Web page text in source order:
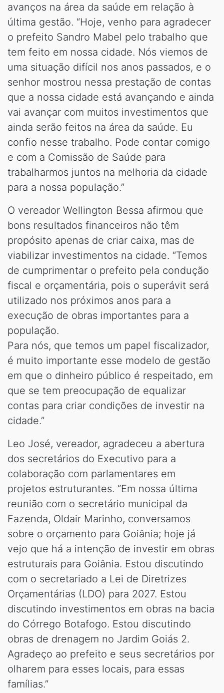
avanços na área da saúde em relação à
última gestão. “Hoje, venho para agradecer
o prefeito Sandro Mabel pelo trabalho que
tem feito em nossa cidade. Nós viemos de
uma situação difícil nos anos passados, e o
senhor mostrou nessa prestação de contas
que a nossa cidade está avançando e ainda
vai avançar com muitos investimentos que
ainda serão feitos na área da saúde. Eu
confio nesse trabalho. Pode contar comigo
e com a Comissão de Saúde para
trabalharmos juntos na melhoria da cidade
para a nossa população.”
O vereador Wellington Bessa afirmou que
bons resultados financeiros não têm
propósito apenas de criar caixa, mas de
viabilizar investimentos na cidade. “Temos
de cumprimentar o prefeito pela condução
fiscal e orçamentária, pois o superávit será
utilizado nos próximos anos para a
execução de obras importantes para a
população.
Para nós, que temos um papel fiscalizador,
é muito importante esse modelo de gestão
em que o dinheiro público é respeitado, em
que se tem preocupação de equalizar
contas para criar condições de investir na
cidade.”
Leo José, vereador, agradeceu a abertura
dos secretários do Executivo para a
colaboração com parlamentares em
projetos estruturantes. “Em nossa última
reunião com o secretário municipal da
Fazenda, Oldair Marinho, conversamos
sobre o orçamento para Goiânia; hoje já
vejo que há a intenção de investir em obras
estruturais para Goiânia. Estou discutindo
com o secretariado a Lei de Diretrizes
Orçamentárias (LDO) para 2027. Estou
discutindo investimentos em obras na bacia
do Córrego Botafogo. Estou discutindo
obras de drenagem no Jardim Goiás 2.
Agradeço ao prefeito e seus secretários por
olharem para esses locais, para essas
famílias.”